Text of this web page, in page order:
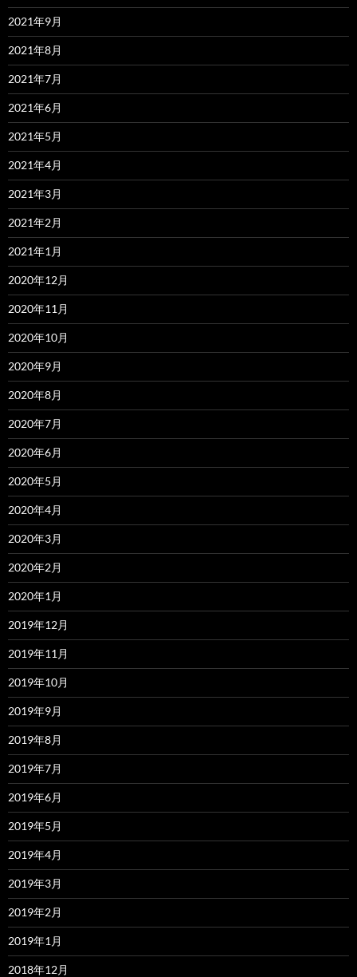
2021年9月
2021年8月
2021年7月
2021年6月
2021年5月
2021年4月
2021年3月
2021年2月
2021年1月
2020年12月
2020年11月
2020年10月
2020年9月
2020年8月
2020年7月
2020年6月
2020年5月
2020年4月
2020年3月
2020年2月
2020年1月
2019年12月
2019年11月
2019年10月
2019年9月
2019年8月
2019年7月
2019年6月
2019年5月
2019年4月
2019年3月
2019年2月
2019年1月
2018年12月